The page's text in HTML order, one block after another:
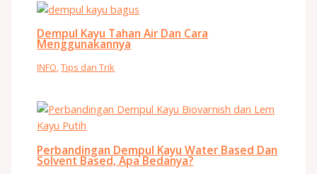
Dempul Kayu Tahan Air Dan Cara
Menggunakannya
INFO,Tips dan Trik
Perbandingan Dempul Kayu Water Based Dan
Solvent Based, Apa Bedanya?